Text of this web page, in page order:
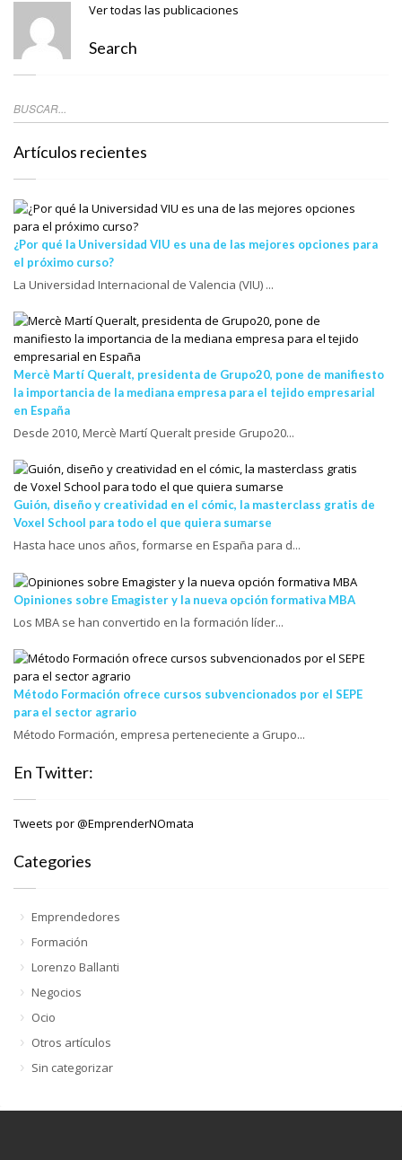
Ver todas las publicaciones
Search
Artículos recientes
¿Por qué la Universidad VIU es una de las mejores opciones para
el próximo curso?
La Universidad Internacional de Valencia (VIU) ...
Mercè Martí Queralt, presidenta de Grupo20, pone de manifiesto
la importancia de la mediana empresa para el tejido empresarial
en España
Desde 2010, Mercè Martí Queralt preside Grupo20...
Guión, diseño y creatividad en el cómic, la masterclass gratis de
Voxel School para todo el que quiera sumarse
Hasta hace unos años, formarse en España para d...
Opiniones sobre Emagister y la nueva opción formativa MBA
Los MBA se han convertido en la formación líder...
Método Formación ofrece cursos subvencionados por el SEPE
para el sector agrario
Método Formación, empresa perteneciente a Grupo...
En Twitter:
Tweets por @EmprenderNOmata
Categories
Emprendedores
Formación
Lorenzo Ballanti
Negocios
Ocio
Otros artículos
Sin categorizar